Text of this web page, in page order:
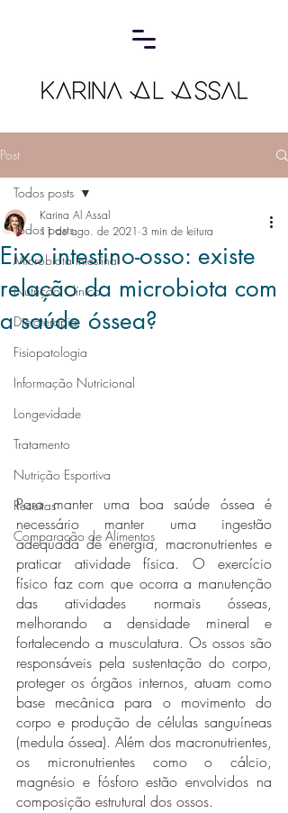
Post
Todos posts
Microbiota Intestinal
Nutrição Clínica
Dietoterapia
Fisiopatologia
Informação Nutricional
Longevidade
Tratamento
Nutrição Esportiva
Receitas
Comparação de Alimentos
Todos posts
Eixo intestino-osso: existe
relação da microbiota com
a saúde óssea?
Karina Al Assal
11 de ago. de 2021 3 min de leitura
Para manter uma boa saúde óssea é
necessário manter uma ingestão
adequada de energia, macronutrientes e
praticar atividade física. O exercício
físico faz com que ocorra a manutenção
das atividades normais ósseas,
melhorando a densidade mineral e
fortalecendo a musculatura. Os ossos são
responsáveis pela sustentação do corpo,
proteger os órgãos internos, atuam como
base mecânica para o movimento do
corpo e produção de células sanguíneas
(medula óssea). Além dos macronutrientes,
os micronutrientes como o cálcio,
magnésio e fósforo estão envolvidos na
composição estrutural dos ossos.